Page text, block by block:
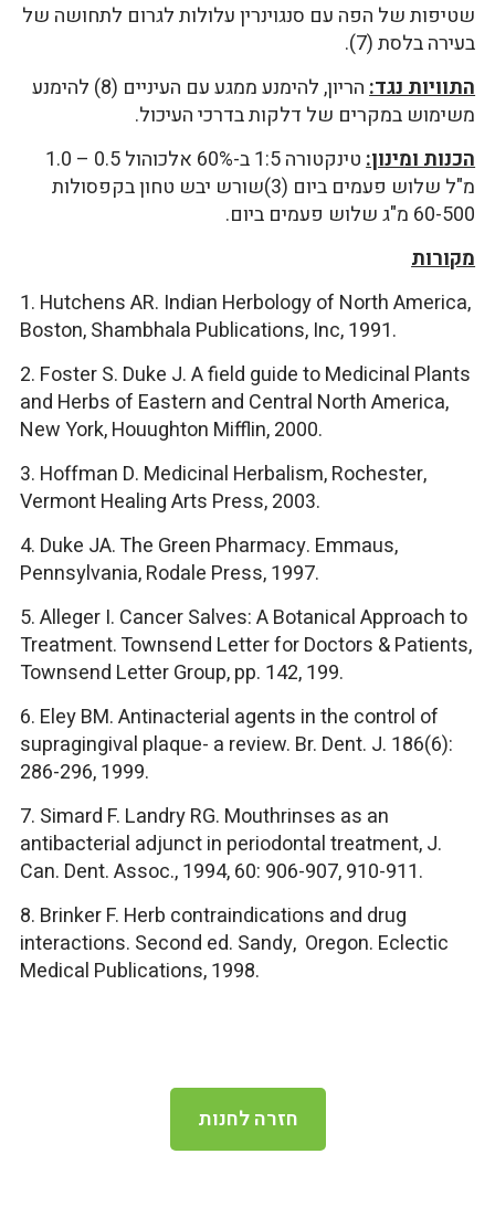
שטיפות של הפה עם סנגוינרין עלולות לגרום לתחושה של
בעירה בלסת (7).
התוויות נגד:
הריון, להימנע ממגע עם העיניים (8) להימנע
משימוש במקרים של דלקות בדרכי העיכול.
הכנות ומינון:
טינקטורה 1:5 ב-60% אלכוהול 0.5 – 1.0
מ"ל שלוש פעמים ביום (3)שורש יבש טחון בקפסולות
60-500 מ"ג שלוש פעמים ביום.
מקורות
1. Hutchens AR. Indian Herbology of North America,
Boston, Shambhala Publications, Inc, 1991.
2. Foster S. Duke J. A field guide to Medicinal Plants
and Herbs of Eastern and Central North America,
New York, Houughton Mifflin, 2000.
3. Hoffman D. Medicinal Herbalism, Rochester,
Vermont Healing Arts Press, 2003.
4. Duke JA. The Green Pharmacy. Emmaus,
Pennsylvania, Rodale Press, 1997.
5. Alleger I. Cancer Salves: A Botanical Approach to
Treatment. Townsend Letter for Doctors & Patients,
Townsend Letter Group, pp. 142, 199.
6. Eley BM. Antinacterial agents in the control of
supragingival plaque- a review. Br. Dent. J. 186(6):
286-296, 1999.
7. Simard F. Landry RG. Mouthrinses as an
antibacterial adjunct in periodontal treatment, J.
Can. Dent. Assoc., 1994, 60: 906-907, 910-911.
8. Brinker F. Herb contraindications and drug
interactions. Second ed. Sandy, Oregon. Eclectic
Medical Publications, 1998.
חזרה לחנות